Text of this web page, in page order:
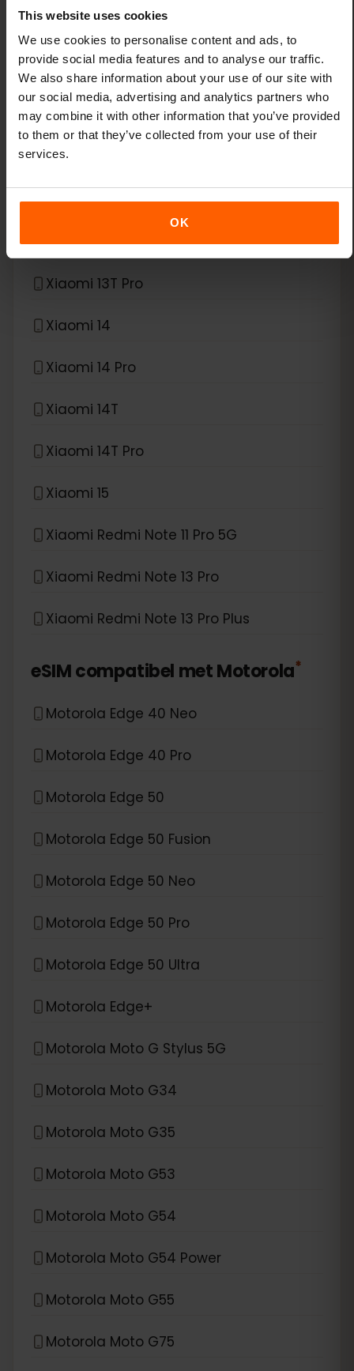
This website uses cookies
We use cookies to personalise content and ads, to
provide social media features and to analyse our traffic.
We also share information about your use of our site with
our social media, advertising and analytics partners who
may combine it with other information that you’ve provided
to them or that they’ve collected from your use of their
services.
OK
Google Pixel Fold
eSIM compatibel metXiaomi*
Xiaomi 12T Pro
Xiaomi 13
Xiaomi 13 Lite
Xiaomi 13 Pro
Xiaomi 13T Pro
Xiaomi 14
Xiaomi 14 Pro
Xiaomi 14T
Xiaomi 14T Pro
Xiaomi 15
Xiaomi Redmi Note 11 Pro 5G
Xiaomi Redmi Note 13 Pro
Xiaomi Redmi Note 13 Pro Plus
eSIM compatibel metMotorola*
Motorola Edge 40 Neo
Motorola Edge 40 Pro
Motorola Edge 50
Motorola Edge 50 Fusion
Motorola Edge 50 Neo
Motorola Edge 50 Pro
Motorola Edge 50 Ultra
Motorola Edge+
Motorola Moto G Stylus 5G
Motorola Moto G34
Motorola Moto G35
Motorola Moto G53
Motorola Moto G54
Motorola Moto G54 Power
Motorola Moto G55
Motorola Moto G75